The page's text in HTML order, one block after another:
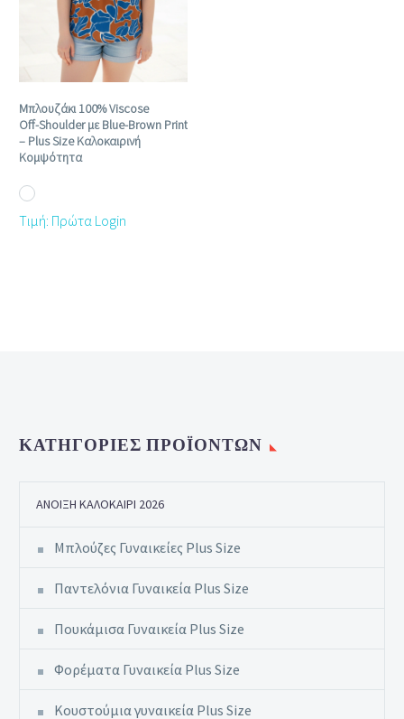
Μπλουζάκι 100% Viscose
Off‑Shoulder με Blue‑Brown Print
– Plus Size Καλοκαιρινή
Κομψότητα
Τιμή: Πρώτα Login
ΚΑΤΗΓΟΡΊΕΣ ΠΡΟΪΌΝΤΩΝ
ΆΝΟΙΞΗ ΚΑΛΟΚΑΊΡΙ 2026
Μπλούζες Γυναικείες Plus Size
Παντελόνια Γυναικεία Plus Size
Πουκάμισα Γυναικεία Plus Size
Φορέματα Γυναικεία Plus Size
Κουστούμια γυναικεία Plus Size